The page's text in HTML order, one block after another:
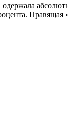
Правящая